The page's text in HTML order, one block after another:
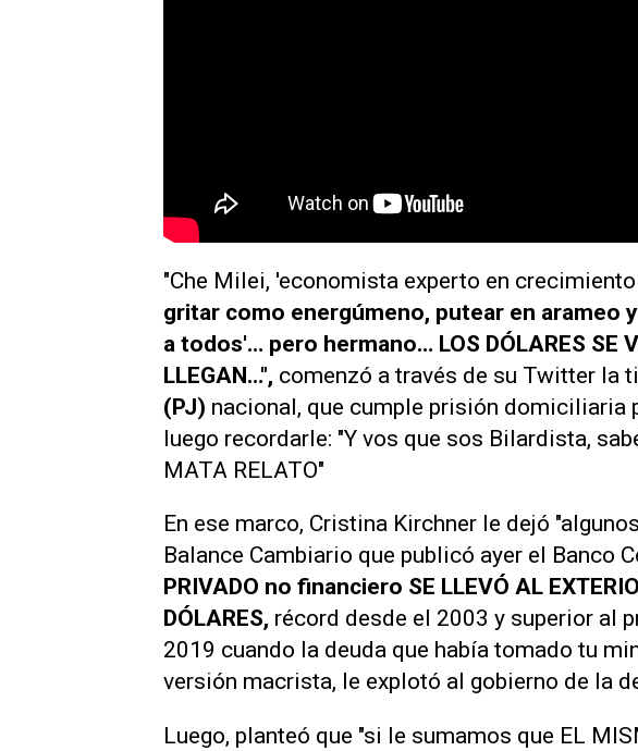
"Che Milei, 'economista experto en
gritar como energúmeno, putear en arameo
a todos'… pero hermano… LOS DÓLARES SE
LLEGAN…", comenzó a través de su Twitter la
(PJ) nacional, que cumple prisión domiciliaria
luego recordarle: "Y vos que sos Bilardista,
MATA RELATO"
En ese marco, Cristina Kirchner le dejó
Balance Cambiario que publicó ayer el Banco
PRIVADO no financiero SE LLEVÓ AL
DÓLARES, récord desde el 2003 y superior al
2019 cuando la deuda que había tomado tu
versión macrista, le explotó al gobierno de la
Luego, planteó que "si le sumamos que EL